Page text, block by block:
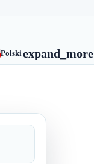
Polskiexpand_more